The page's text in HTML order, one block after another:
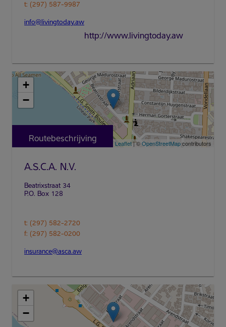
t: (297) 587-9987
info@livingtoday.aw
http://www.livingtoday.aw
+
−
Leaflet| ©OpenStreetMapcontributors
Routebeschrijving
A.S.C.A. N.V.
t: (297) 582-2720
f: (297) 582-0200
insurance@asca.aw
+
−